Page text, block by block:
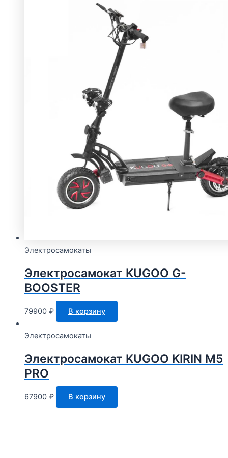
Электросамокаты
Электросамокат KUGOO G-
BOOSTER
79900 ₽ В корзину
Электросамокаты
Электросамокат KUGOO KIRIN M5
PRO
67900 ₽ В корзину